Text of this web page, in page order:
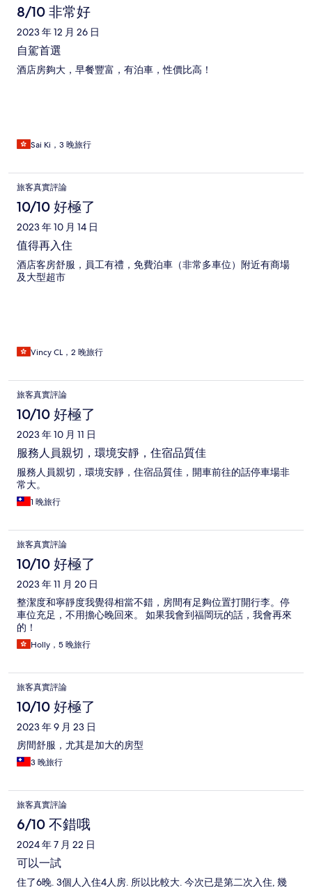
論
8/10 非常好
2023 年 12 月 26 日
自駕首選
酒店房夠大，早餐豐富，有泊車，性價比高！
Sai Ki，3 晚旅行
旅客真實評論
10/10 好極了
2023 年 10 月 14 日
值得再入住
酒店客房舒服，員工有禮，免費泊車（非常多車位）附近有商場
及大型超市
Vincy CL，2 晚旅行
旅客真實評論
10/10 好極了
2023 年 10 月 11 日
服務人員親切，環境安靜，住宿品質佳
服務人員親切，環境安靜，住宿品質佳，開車前往的話停車場非
常大。
1 晚旅行
旅客真實評論
10/10 好極了
2023 年 11 月 20 日
整潔度和寧靜度我覺得相當不錯，房間有足夠位置打開行李。停
車位充足，不用擔心晚回來。 如果我會到福岡玩的話，我會再來
的！
Holly，5 晚旅行
旅客真實評論
10/10 好極了
2023 年 9 月 23 日
房間舒服，尤其是加大的房型
3 晚旅行
旅客真實評論
6/10 不錯哦
2024 年 7 月 22 日
可以一試
住了6晚. 3個人入住4人房. 所以比較大. 今次已是第二次入住, 幾